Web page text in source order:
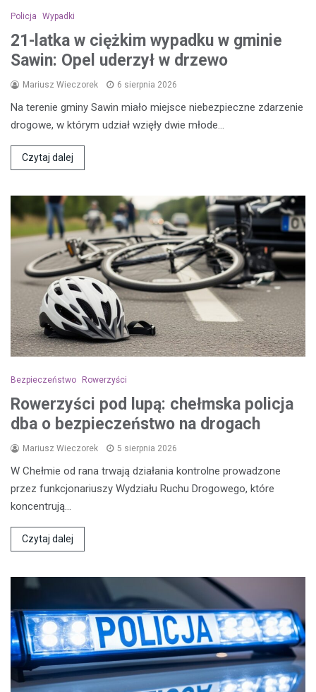
Policja Wypadki
21-latka w ciężkim wypadku w gminie
Sawin: Opel uderzył w drzewo
Mariusz Wieczorek 6 sierpnia 2026
Na terenie gminy Sawin miało miejsce niebezpieczne zdarzenie
drogowe, w którym udział wzięły dwie młode…
Czytaj dalej
Bezpieczeństwo Rowerzyści
Rowerzyści pod lupą: chełmska policja
dba o bezpieczeństwo na drogach
Mariusz Wieczorek 5 sierpnia 2026
W Chełmie od rana trwają działania kontrolne prowadzone
przez funkcjonariuszy Wydziału Ruchu Drogowego, które
koncentrują…
Czytaj dalej